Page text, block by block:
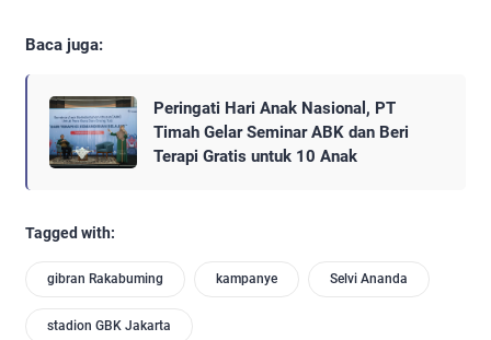
Baca juga:
Peringati Hari Anak Nasional, PT
Timah Gelar Seminar ABK dan Beri
Terapi Gratis untuk 10 Anak
Tagged with:
gibran Rakabuming kampanye Selvi Ananda
stadion GBK Jakarta